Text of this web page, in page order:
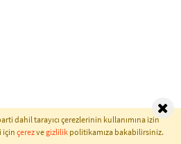
dahil tarayıcı çerezlerinin kullanımına izin
için çerezvegizlilikpolitikamıza bakabilirsiniz.